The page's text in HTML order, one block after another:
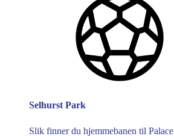
Selhurst Park
Slik finner du hjemmebanen til Palace